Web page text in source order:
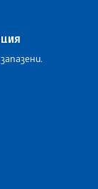
News Agencies